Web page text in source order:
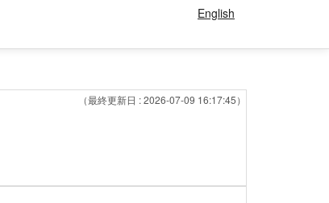
English
（最終更新日 : 2026-07-09 16:17:45）